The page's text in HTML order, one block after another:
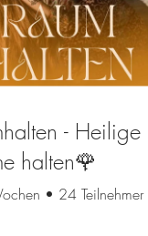
- Heilige
halten🌹
• 24 Teilnehmer